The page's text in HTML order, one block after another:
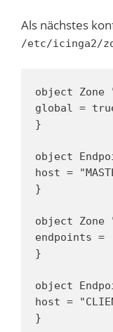
Als nächstes
/etc/icinga2/
object
global =
}
object
host =
}
object Zone
endpoints = [
}
object
host =
}